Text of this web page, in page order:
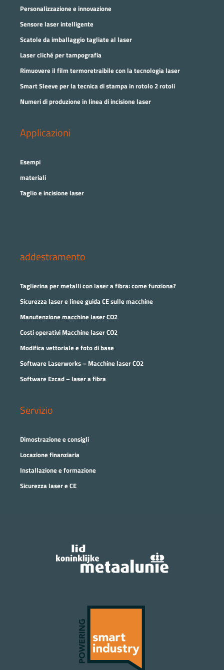
Personalizzazione e innovazione
Sensore laser intelligente
Scatole da imballaggio tagliate al laser
Laser cliché per tampografia
Rimuovere il film termoretraibile con la tecnologia laser
Smart Sleeve per la tecnica di stampa in rotolo 2 rotoli
Numeri di produzione in linea di incisione laser
Applicazioni
Esempi
materiali
Taglio e incisione laser
addestramento
Taglierina per metalli con laser a fibra: come funziona?
Sicurezza laser e linee guida CE sulle macchine
Manutenzione macchine laser CO2
Costi operativi Macchine laser CO2
Modifica vettoriale e foto di base
Software Laserworks – Macchine laser CO2
Software Ezcad – laser a fibra
Servizio
Dimostrazione e consigli
Locazione finanziaria
Installazione e formazione
Sicurezza laser e CE